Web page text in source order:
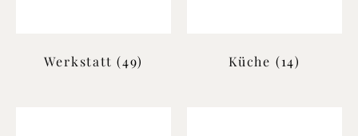
Werkstatt(49) Küche (14)